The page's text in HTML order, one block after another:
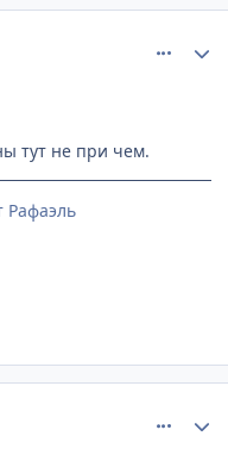
тут не при чем.
Рафаэль